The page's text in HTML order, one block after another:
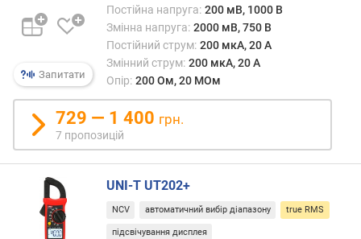
з
а
л
ь
к
і
с
т
ю
п
р
о
Запитати
Постійна напруга: 200 мВ, 1000 В
Змінна напруга: 2000 мВ, 750 В
Постійний струм: 200 мкА, 20 А
Змінний струм: 200 мкА, 20 А
Опір: 200 Ом, 20 МОм
729 — 1 400 грн.
7 пропозицій
UNI-T UT202+
NCV автоматичний вибір діапазону true RMS
підсвічування дисплея